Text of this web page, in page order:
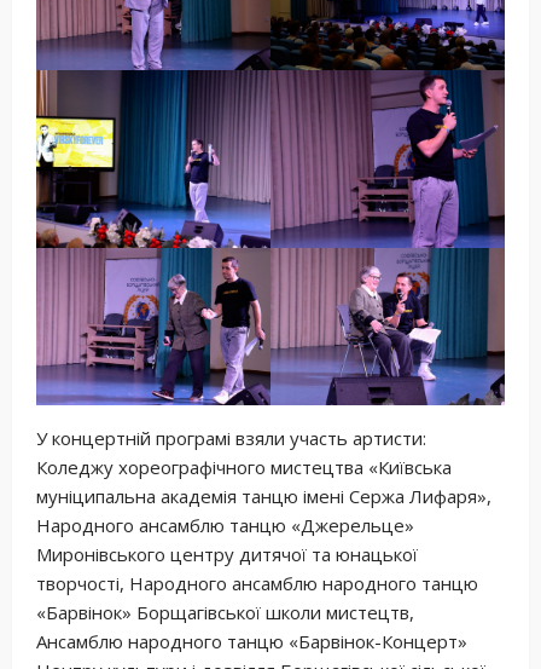
У концертній програмі взяли участь артисти:
Коледжу хореографічного мистецтва «Київська
муніципальна академія танцю імені Сержа Лифаря»,
Народного ансамблю танцю «Джерельце»
Миронівського центру дитячої та юнацької
творчості, Народного ансамблю народного танцю
«Барвінок» Борщагівської школи мистецтв,
Ансамблю народного танцю «Барвінок-Концерт»